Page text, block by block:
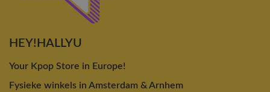
HEY!HALLYU
Your Kpop Store in Europe!
Fysieke winkels in Amsterdam & Arnhem